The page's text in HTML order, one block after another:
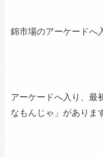
錦市場のアーケードへ
アーケードへ入り、最
なもんじゃ」がありま